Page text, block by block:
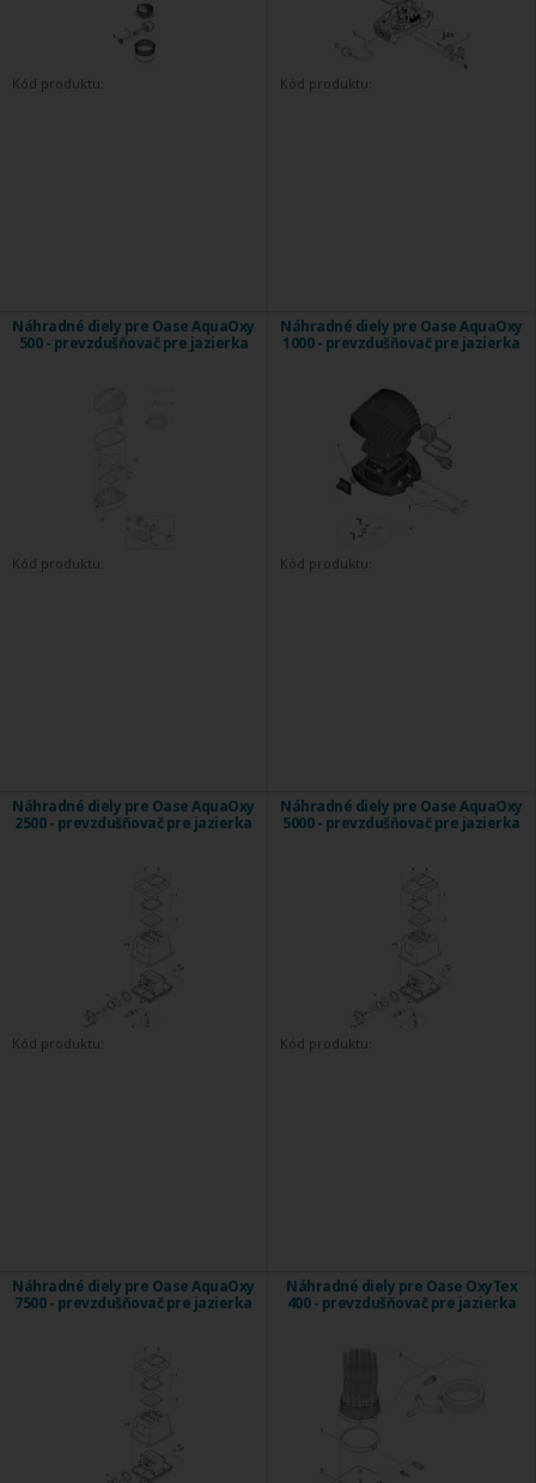
Kód produktu: Kód produktu:
Náhradné diely pre Oase AquaOxy
500 - prevzdušňovač pre jazierka
Kód produktu:
Náhradné diely pre Oase AquaOxy
1000 - prevzdušňovač pre jazierka
Kód produktu:
Náhradné diely pre Oase AquaOxy
2500 - prevzdušňovač pre jazierka
Kód produktu:
Náhradné diely pre Oase AquaOxy
5000 - prevzdušňovač pre jazierka
Kód produktu:
Náhradné diely pre Oase AquaOxy
7500 - prevzdušňovač pre jazierka
Náhradné diely pre Oase OxyTex
400 - prevzdušňovač pre jazierka